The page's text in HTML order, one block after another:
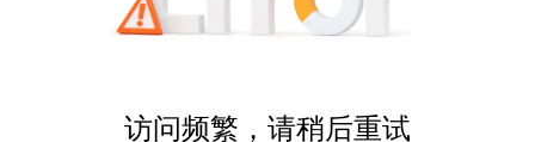
访问频繁，请稍后重试